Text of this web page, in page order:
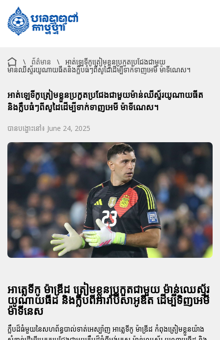
\ ព័ត៌មាន \
អាត់ឡេទីកូត្រៀមខ្លួនប្រកួតប្រជែងជាមួយ
ម៉ាន់ឈីស្ទ័រយូណាយធីតនិងក្លឹបធំៗពីសូដៃដើម្បីទាក់ទាញអេមី ម៉ាទីណេស។
អាត់ឡេទីកូត្រៀមខ្លួនប្រកួតប្រជែងជាមួយម៉ាន់ឈីស្ទ័រយូណាយធីត
និងក្លឹបធំៗពីសូដៃដើម្បីទាក់ទាញអេមី ម៉ាទីណេស។
បានបង្ហោះនៅ៖ June 24, 2025
អាត្លេទីកូ ម៉ាឌ្រីដ ត្រៀមខ្លួនប្រកួតជាមួយ ម៉ាន់ឈេស្ទ័រ
យូណាយធីដ និងក្លឹបពីអារ៉ាប៊ីសាអូឌីត ដើម្បីទិញអេមី
ម៉ាទីនេស
ក្លឹបដ៏ធំមួយនៃសហព័ន្ធបាល់ទាត់អេស្ប៉ាញ អាត្លេទីកូ ម៉ាឌ្រីដ កំពុងត្រៀមខ្លួនយ៉ាង